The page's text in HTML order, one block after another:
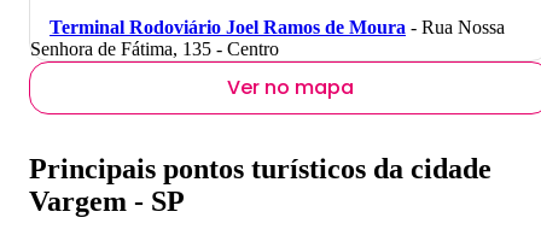
Terminal Rodoviário Joel Ramos de Moura - Rua Nossa
Senhora de Fátima, 135 - Centro
Ver no mapa
Principais pontos turísticos da cidade
Vargem - SP